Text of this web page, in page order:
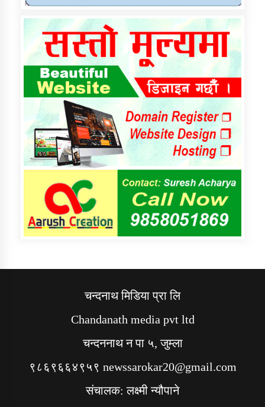
चन्दनाथ मिडिया प्रा लि
Chandanath media pvt ltd
चन्दननाथ न पा ५, जुम्ला
९८६९६६४९५९ newssarokar20@gmail.com
संचालक: लक्ष्मी न्यौपाने